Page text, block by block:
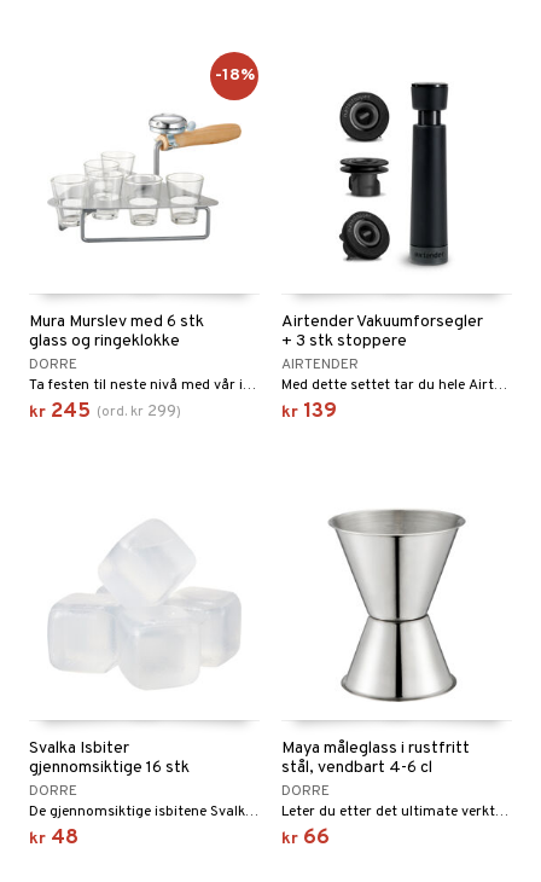
Mura Murslev med 6 stk
glass og ringeklokke
DORRE
Ta festen til neste nivå med vår innovative murskje! Kombinert shotbrett og ringeklokke – perfekt for spontane skåler og uforglemmelige øyeblikk. Feir med stil og skap minner som varer!
kr 245 (ord. kr 299)
-18%
Airtender Vakuumforsegler
+ 3 stk stoppere
AIRTENDER
Med dette settet tar du hele Airtender-vakuumkolleksjonen inn i ditt hjem! Hold vinen frisk lenger, i flasken.
kr 139
Svalka Isbiter
gjennomsiktige 16 stk
DORRE
De gjennomsiktige isbitene Svalka kjøler ned drinkene dine uten å vanne dem ut.
kr 48
Maya måleglass i rustfritt
stål, vendbart 4-6 cl
DORRE
Leter du etter det ultimate verktøyet for å lage perfekte cocktails hjemme? Vårt vendbare måleglass er den hemmelige ingrediensen som tar bartendingen din til nye høyder.
kr 66